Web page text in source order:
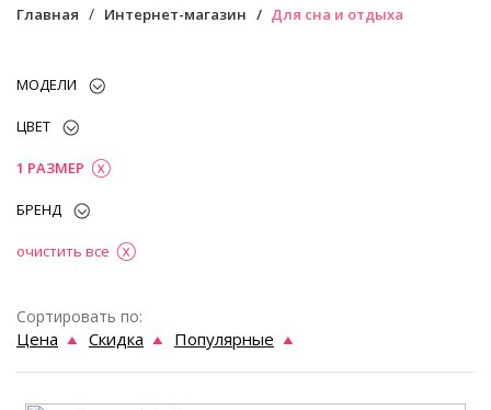
Главная Интернет-магазин Для сна и отдыха
МОДЕЛИ
ЦВЕТ
1 РАЗМЕР
БРЕНД
очистить все
Сортировать по:
Цена Скидка Популярные